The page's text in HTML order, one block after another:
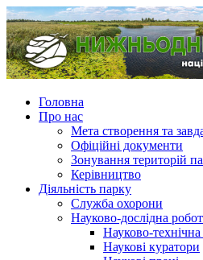
Головна
Про нас
Мета створення та
Офіційні документи
Зонування територій
Керівництво
Діяльність парку
Служба охорони
Науково-дослідна
Науково-технічна
Наукові куратори